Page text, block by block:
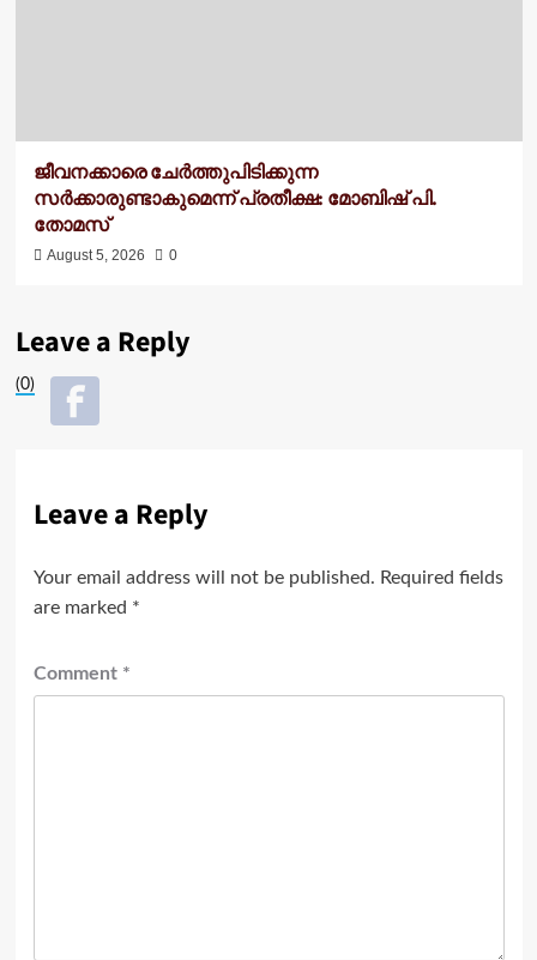
ജീവനക്കാരെ ചേർത്തുപിടിക്കുന്ന
സർക്കാരുണ്ടാകുമെന്ന് പ്രതീക്ഷ: മോബിഷ് പി.
തോമസ്
August 5, 2026 0
Leave a Reply
(0)
Leave a Reply
Your email address will not be published. Required fields
are marked *
Comment *